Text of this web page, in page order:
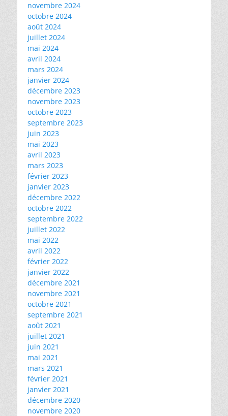
novembre 2024
octobre 2024
août 2024
juillet 2024
mai 2024
avril 2024
mars 2024
janvier 2024
décembre 2023
novembre 2023
octobre 2023
septembre 2023
juin 2023
mai 2023
avril 2023
mars 2023
février 2023
janvier 2023
décembre 2022
octobre 2022
septembre 2022
juillet 2022
mai 2022
avril 2022
février 2022
janvier 2022
décembre 2021
novembre 2021
octobre 2021
septembre 2021
août 2021
juillet 2021
juin 2021
mai 2021
mars 2021
février 2021
janvier 2021
décembre 2020
novembre 2020